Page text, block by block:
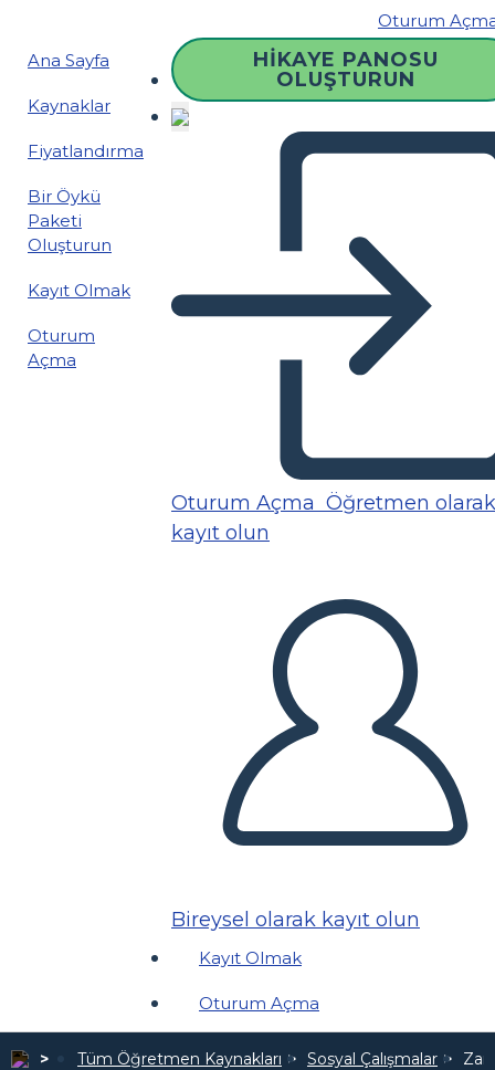
Oturum
Ana Sayfa
Kaynaklar
Fiyatlandırma
Bir Öykü
Paketi
Oluşturun
Kayıt Olmak
Oturum
Açma
HIKAYE PANOSU
OLUŞTURUN
Oturum Açma Öğretmen olarak
kayıt olun
Bireysel olarak kayıt olun
Kayıt Olmak
Oturum Açma
Tüm Öğretmen Kaynakları Sosyal Çalışmalar